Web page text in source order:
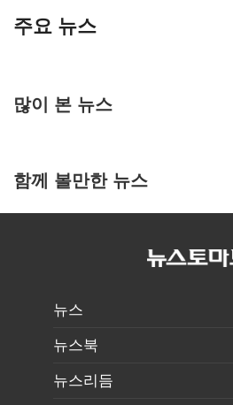
주요 뉴스
많이 본 뉴스
함께 볼만한 뉴스
뉴스
뉴스북
뉴스리듬